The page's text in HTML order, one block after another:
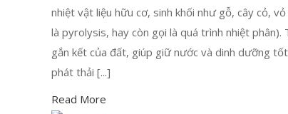
nhiệt vật liệu hữu cơ, sinh khối như gỗ, cây cỏ,
là pyrolysis, hay còn gọi là quá trình nhiệt
gắn kết của đất, giúp giữ nước và dinh dưỡng
phát thải [...]
Read More